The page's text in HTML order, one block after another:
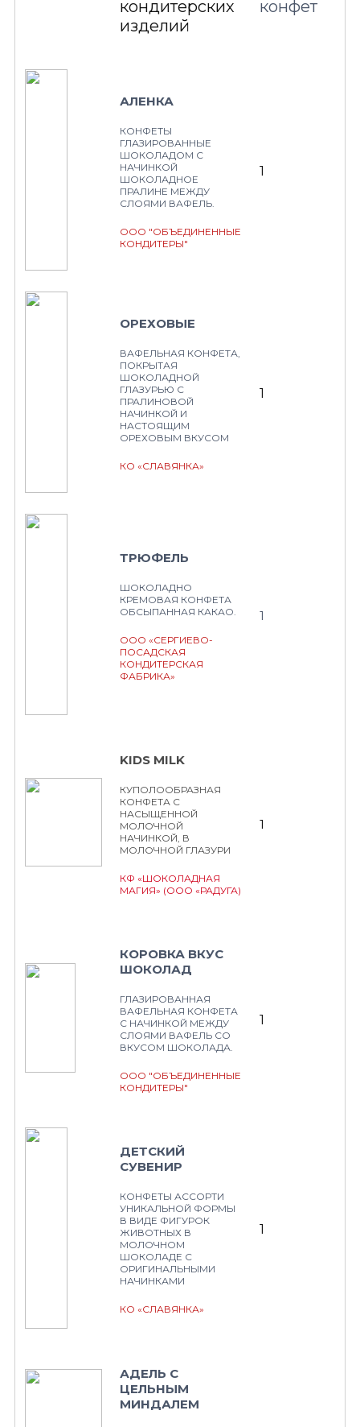
кондитерских
изделий
конфет
АЛЕНКА
КОНФЕТЫ
ГЛАЗИРОВАННЫЕ
ШОКОЛАДОМ С
НАЧИНКОЙ
ШОКОЛАДНОЕ
ПРАЛИНЕ МЕЖДУ
СЛОЯМИ ВАФЕЛЬ.
ООО "ОБЪЕДИНЕННЫЕ
КОНДИТЕРЫ"
1
ОРЕХОВЫЕ
ВАФЕЛЬНАЯ КОНФЕТА,
ПОКРЫТАЯ
ШОКОЛАДНОЙ
ГЛАЗУРЬЮ С
ПРАЛИНОВОЙ
НАЧИНКОЙ И
НАСТОЯЩИМ
ОРЕХОВЫМ ВКУСОМ
КО «СЛАВЯНКА»
1
ТРЮФЕЛЬ
ШОКОЛАДНО
КРЕМОВАЯ КОНФЕТА
ОБСЫПАННАЯ КАКАО.
ООО «СЕРГИЕВО-
ПОСАДСКАЯ
КОНДИТЕРСКАЯ
ФАБРИКА»
1
KIDS MILK
КУПОЛООБРАЗНАЯ
КОНФЕТА С
НАСЫЩЕННОЙ
МОЛОЧНОЙ
НАЧИНКОЙ, В
МОЛОЧНОЙ ГЛАЗУРИ
КФ «ШОКОЛАДНАЯ
МАГИЯ» (ООО «РАДУГА)
1
КОРОВКА ВКУС
ШОКОЛАД
ГЛАЗИРОВАННАЯ
ВАФЕЛЬНАЯ КОНФЕТА
С НАЧИНКОЙ МЕЖДУ
СЛОЯМИ ВАФЕЛЬ СО
ВКУСОМ ШОКОЛАДА.
ООО "ОБЪЕДИНЕННЫЕ
КОНДИТЕРЫ"
1
ДЕТСКИЙ
СУВЕНИР
КОНФЕТЫ АССОРТИ
УНИКАЛЬНОЙ ФОРМЫ
В ВИДЕ ФИГУРОК
ЖИВОТНЫХ В
МОЛОЧНОМ
ШОКОЛАДЕ С
ОРИГИНАЛЬНЫМИ
НАЧИНКАМИ
КО «СЛАВЯНКА»
1
АДЕЛЬ С
ЦЕЛЬНЫМ
МИНДАЛЕМ